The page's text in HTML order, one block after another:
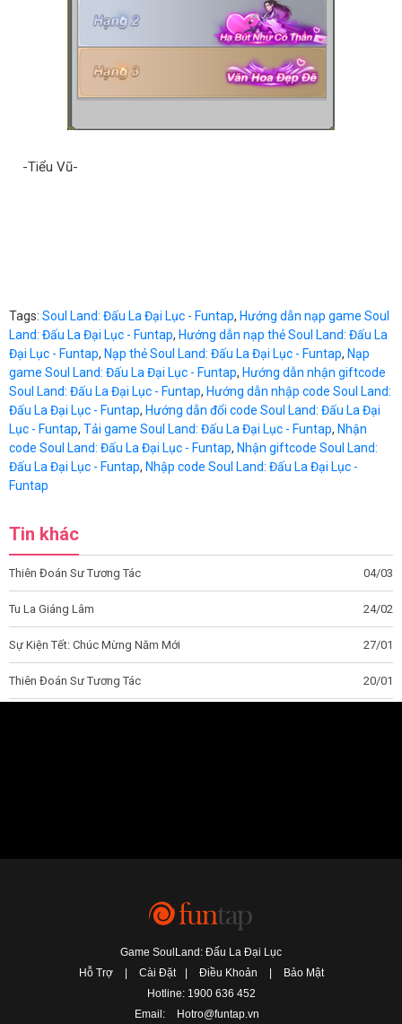
-Tiểu Vũ-
Tags: Soul Land: Đấu La Đại Lục - Funtap, Hướng dẫn nạp game Soul
Land: Đấu La Đại Lục - Funtap, Hướng dẫn nạp thẻ Soul Land: Đấu La
Đại Lục - Funtap, Nạp thẻ Soul Land: Đấu La Đại Lục - Funtap, Nạp
game Soul Land: Đấu La Đại Lục - Funtap, Hướng dẫn nhận giftcode
Soul Land: Đấu La Đại Lục - Funtap, Hướng dẫn nhập code Soul Land:
Đấu La Đại Lục - Funtap, Hướng dẫn đổi code Soul Land: Đấu La Đại
Lục - Funtap, Tải game Soul Land: Đấu La Đại Lục - Funtap, Nhận
code Soul Land: Đấu La Đại Lục - Funtap, Nhận giftcode Soul Land:
Đấu La Đại Lục - Funtap, Nhập code Soul Land: Đấu La Đại Lục -
Funtap
Tin khác
Thiên Đoán Sư Tương Tác 04/03
Tu La Giáng Lâm 24/02
Sự Kiện Tết: Chúc Mừng Năm Mới 27/01
Thiên Đoán Sư Tương Tác 20/01
Game SoulLand: Đấu La Đại Lục
Hỗ Trợ
Cài Đặt Điều Khoản
Bảo Mật
Hotline: 1900 636 452
Email:
Hotro@funtap.vn